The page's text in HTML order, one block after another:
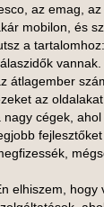
az emag,
mobilon, és
a
átlagember
az
nagy cégek,
elhiszem, hogy